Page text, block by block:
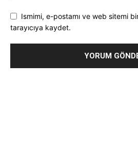
Ismimi, e-postamı ve web sitemi
tarayıcıya kaydet.